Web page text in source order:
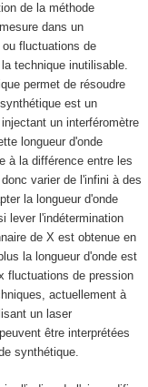
de la méthode
dans un
fluctuations de
technique inutilisable.
permet de résoudre
est un
un interféromètre
longueur d'onde
à la différence entre les
varier de l'infini à des
la longueur d'onde
lever l'indétermination
de X est obtenue en
la longueur d'onde est
fluctuations de pression
actuellement à
un laser
être interprétées
synthétique.